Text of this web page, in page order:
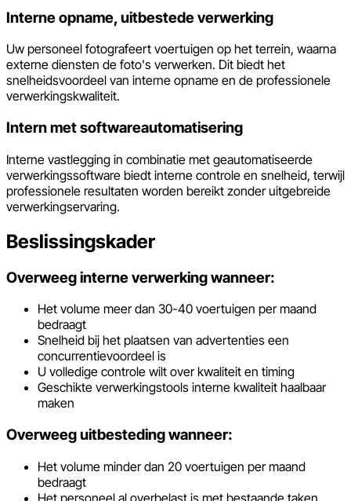
Interne opname, uitbestede verwerking
Uw personeel fotografeert voertuigen op het terrein, waarna
externe diensten de foto's verwerken. Dit biedt het
snelheidsvoordeel van interne opname en de professionele
verwerkingskwaliteit.
Intern met softwareautomatisering
Interne vastlegging in combinatie met geautomatiseerde
verwerkingssoftware biedt interne controle en snelheid, terwijl
professionele resultaten worden bereikt zonder uitgebreide
verwerkingservaring.
Beslissingskader
Overweeg interne verwerking wanneer:
Het volume meer dan 30-40 voertuigen per maand
bedraagt
Snelheid bij het plaatsen van advertenties een
concurrentievoordeel is
U volledige controle wilt over kwaliteit en timing
Geschikte verwerkingstools interne kwaliteit haalbaar
maken
Overweeg uitbesteding wanneer:
Het volume minder dan 20 voertuigen per maand
bedraagt
Het personeel al overbelast is met bestaande taken